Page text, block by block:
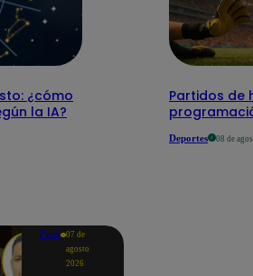
¿cómo
la IA?
Partidos de
Deportes 08 de
Perú 07 de
agosto
2026